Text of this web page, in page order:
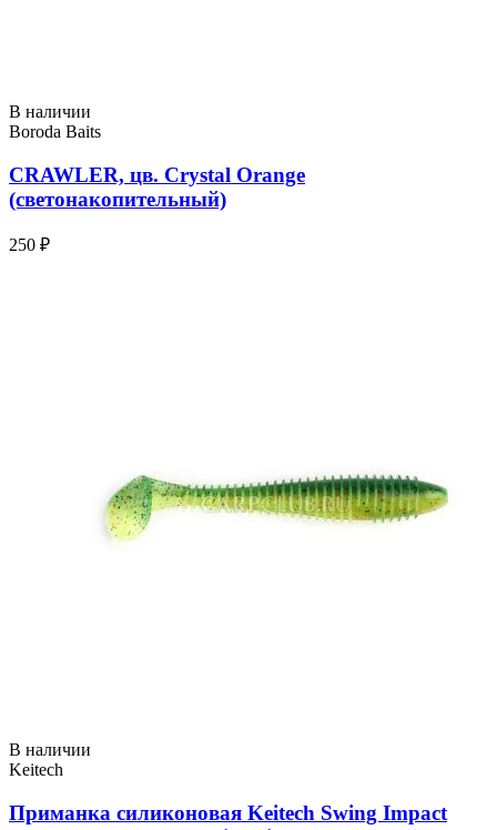
В наличии
Boroda Baits
CRAWLER, цв. Crystal Orange
(светонакопительный)
250 ₽
В наличии
Keitech
Приманка силиконовая Keitech Swing Impact